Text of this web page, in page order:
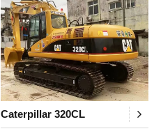
Caterpillar 320CL